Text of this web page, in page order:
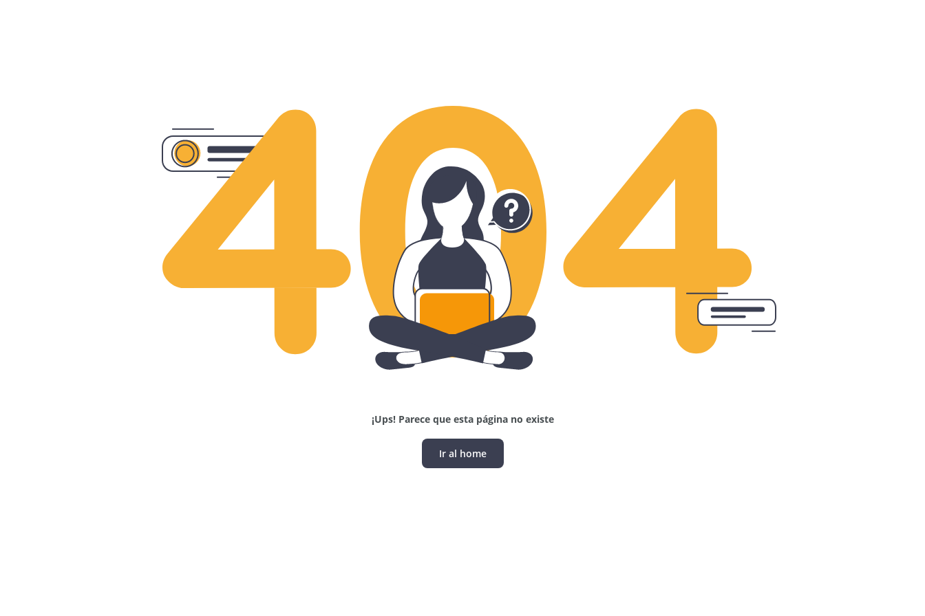
¡Ups! Parece que esta página no existe
Ir al home